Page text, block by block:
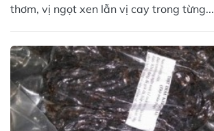
thơm, vị ngọt xen lẫn vị cay trong từng...